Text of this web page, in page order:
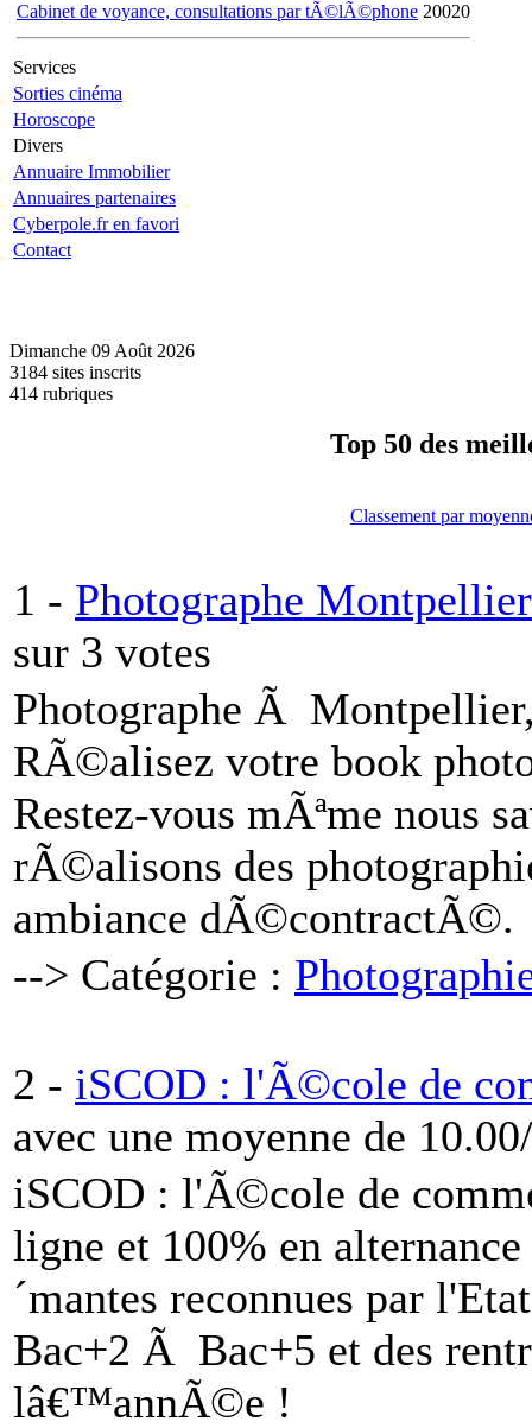
Cabinet de voyance, consultations par tÃ©lÃ©phone 20020
Services
Sorties cinéma
Horoscope
Divers
Annuaire Immobilier
Annuaires partenaires
Cyberpole.fr en favori
Contact
Dimanche 09 Août 2026
3184 sites inscrits
414 rubriques
Top 50 des
Classement par
1 - Photographe Montpellier
sur 3 votes
Photographe Ã
RÃ©alisez votre book
Restez-vous mÃªme nous
rÃ©alisons des
ambiance dÃ©contractÃ©.
--> Catégorie :
2 - iSCOD : l'Ã©cole de
avec une moyenne de
iSCOD : l'Ã©cole de
ligne et 100% en
´mantes reconnues par
Bac+2 Ã Bac+5 et des
lâ€™annÃ©e !